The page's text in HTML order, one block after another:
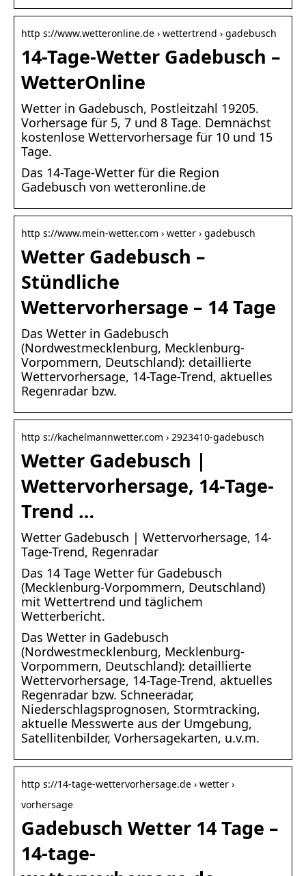
http s://www.wetteronline.de › wettertrend › gadebusch
14-Tage-Wetter Gadebusch –
WetterOnline
Wetter in Gadebusch, Postleitzahl 19205.
Vorhersage für 5, 7 und 8 Tage. Demnächst
kostenlose Wettervorhersage für 10 und 15
Tage.
Das 14-Tage-Wetter für die Region
Gadebusch von wetteronline.de
http s://www.mein-wetter.com › wetter › gadebusch
Wetter Gadebusch –
Stündliche
Wettervorhersage – 14 Tage
Das Wetter in Gadebusch
(Nordwestmecklenburg, Mecklenburg-
Vorpommern, Deutschland): detaillierte
Wettervorhersage, 14-Tage-Trend, aktuelles
Regenradar bzw.
http s://kachelmannwetter.com › 2923410-gadebusch
Wetter Gadebusch |
Wettervorhersage, 14-Tage-
Trend …
Wetter Gadebusch | Wettervorhersage, 14-
Tage-Trend, Regenradar
Das 14 Tage Wetter für Gadebusch
(Mecklenburg-Vorpommern, Deutschland)
mit Wettertrend und täglichem
Wetterbericht.
Das Wetter in Gadebusch
(Nordwestmecklenburg, Mecklenburg-
Vorpommern, Deutschland): detaillierte
Wettervorhersage, 14-Tage-Trend, aktuelles
Regenradar bzw. Schneeradar,
Niederschlagsprognosen, Stormtracking,
aktuelle Messwerte aus der Umgebung,
Satellitenbilder, Vorhersagekarten, u.v.m.
http s://14-tage-wettervorhersage.de › wetter ›
vorhersage
Gadebusch Wetter 14 Tage –
14-tage-